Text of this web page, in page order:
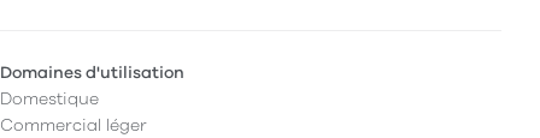
Domaines d'utilisation
Domestique
Commercial léger